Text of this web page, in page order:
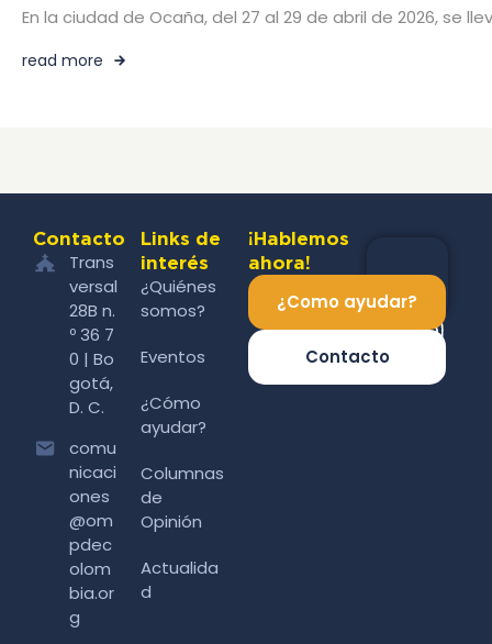
En la ciudad de Ocaña, del 27 al 29 de abril de 2026, se
read more
Contacto
Trans
versal
28B n.
º 36 7
0 | Bo
gotá,
D. C.
comu
nicaci
ones
@om
pdec
olom
bia.or
g
Links de
interés
¿Quiénes
somos?
Eventos
¿Cómo
ayudar?
Columnas
de
Opinión
Actualida
d
¡Hablemos
ahora!
¿Como ayudar?
Contacto